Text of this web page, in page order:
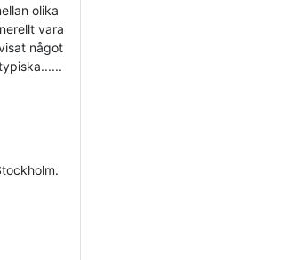
olika
vara
något